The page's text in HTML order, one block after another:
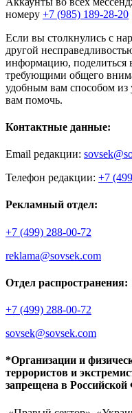
номеру +7 (985) 189-28-20
Если вы столкнулись с
другой
информацию, поделиться
требующими общего
удобным вам способом из
вам помочь.
Контактные данные:
Email редакции:
Телефон редакции: +7
Рекламный отдел:
+7 (499) 288-00-72
reklama@sovsek.com
Отдел распространения:
+7 (499) 288-00-72
sovsek@sovsek.com
*Организации и
террористов и
запрещена в